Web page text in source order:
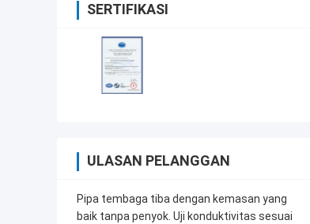
SERTIFIKASI
ULASAN PELANGGAN
Pipa tembaga tiba dengan kemasan yang
baik tanpa penyok. Uji konduktivitas sesuai